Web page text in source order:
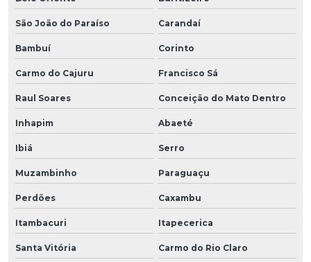
São João do Paraíso Carandaí
Bambuí Corinto
Carmo do Cajuru Francisco Sá
Raul Soares Conceição do Mato Dentro
Inhapim Abaeté
Ibiá Serro
Muzambinho Paraguaçu
Perdões Caxambu
Itambacuri Itapecerica
Santa Vitória Carmo do Rio Claro